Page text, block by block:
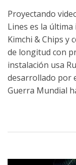
Proyectando
Lines es la
Kimchi & Chips y
de longitud con
instalación usa
desarrollado por
Guerra Mundial